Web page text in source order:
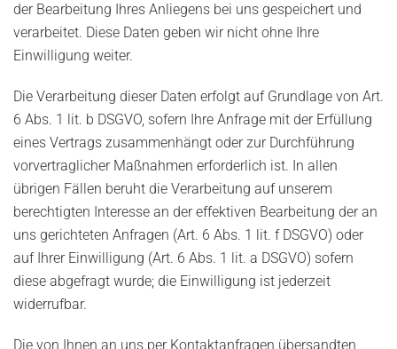
der Bearbeitung Ihres Anliegens bei uns gespeichert und
verarbeitet. Diese Daten geben wir nicht ohne Ihre
Einwilligung weiter.
Die Verarbeitung dieser Daten erfolgt auf Grundlage von Art.
6 Abs. 1 lit. b DSGVO, sofern Ihre Anfrage mit der Erfüllung
eines Vertrags zusammenhängt oder zur Durchführung
vorvertraglicher Maßnahmen erforderlich ist. In allen
übrigen Fällen beruht die Verarbeitung auf unserem
berechtigten Interesse an der effektiven Bearbeitung der an
uns gerichteten Anfragen (Art. 6 Abs. 1 lit. f DSGVO) oder
auf Ihrer Einwilligung (Art. 6 Abs. 1 lit. a DSGVO) sofern
diese abgefragt wurde; die Einwilligung ist jederzeit
widerrufbar.
Die von Ihnen an uns per Kontaktanfragen übersandten